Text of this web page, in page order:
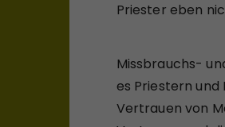
Priester eben
Missbrauchs-
es Priestern
Vertrauen von